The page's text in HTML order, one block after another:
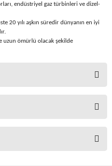
endüstriyel gaz türbinleri ve dizel-
20 yılı aşkın süredir dünyanın en iyi
uzun ömürlü olacak şekilde